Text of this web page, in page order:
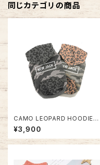
同じカテゴリの商品
CAMO LEOPARD HOODIE N
J20AW0302
¥3,900